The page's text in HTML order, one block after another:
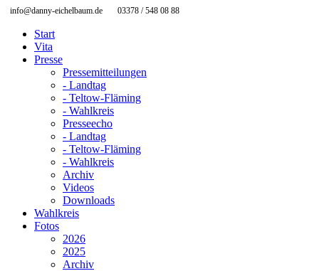
info@danny-eichelbaum.de 03378 / 548 08 88
Start
Vita
Presse
Pressemitteilungen
- Landtag
- Teltow-Fläming
- Wahlkreis
Presseecho
- Landtag
- Teltow-Fläming
- Wahlkreis
Archiv
Videos
Downloads
Wahlkreis
Fotos
2026
2025
Archiv